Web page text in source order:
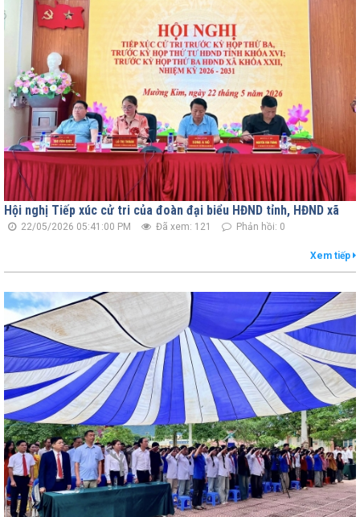
Hội nghị Tiếp xúc cử tri của đoàn đại biểu HĐND tỉnh, HĐND xã
22/05/2026 05:41:00 PM Đã xem: 121 Phản hồi: 0
Xem tiếp